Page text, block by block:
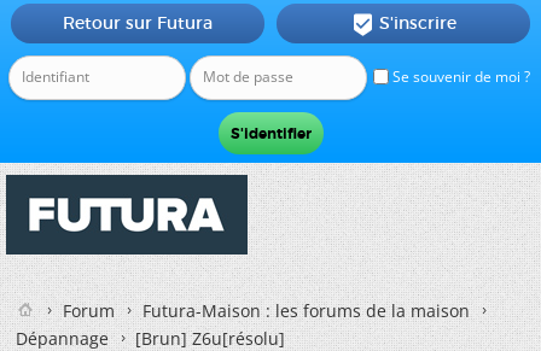
Se souvenir de moi ?
Retour sur Futura  S'inscrire
Forum
Futura-Maison : les forums de la maison
Dépannage
[Brun]Z6u[résolu]